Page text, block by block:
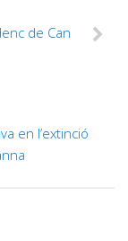
de Can
en l’extinció